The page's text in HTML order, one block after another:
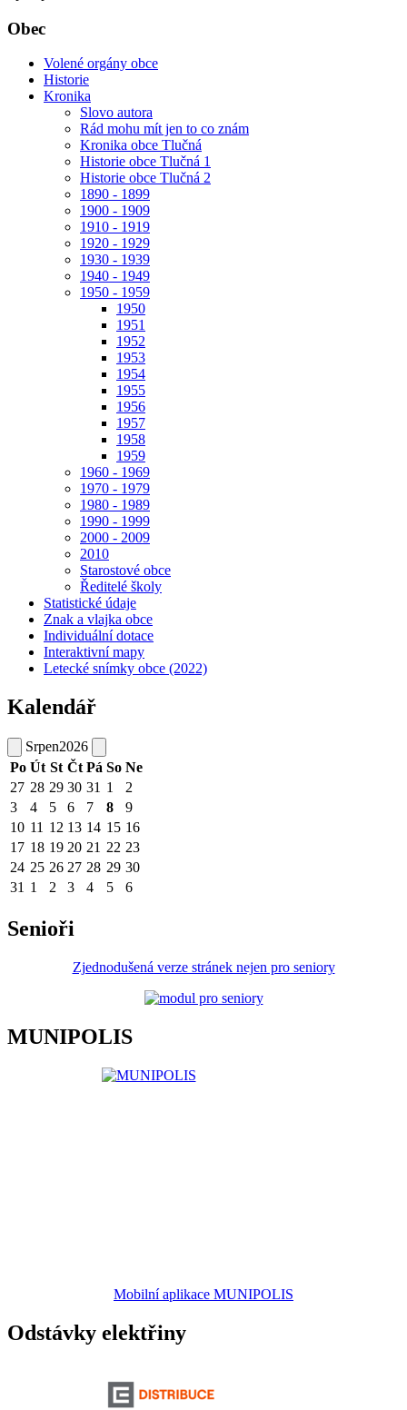
Obec
Volené orgány obce
Historie
Kronika
Slovo autora
Rád mohu mít jen to co znám
Kronika obce Tlučná
Historie obce Tlučná 1
Historie obce Tlučná 2
1890 - 1899
1900 - 1909
1910 - 1919
1920 - 1929
1930 - 1939
1940 - 1949
1950 - 1959
1950
1951
1952
1953
1954
1955
1956
1957
1958
1959
1960 - 1969
1970 - 1979
1980 - 1989
1990 - 1999
2000 - 2009
2010
Starostové obce
Ředitelé školy
Statistické údaje
Znak a vlajka obce
Individuální dotace
Interaktivní mapy
Letecké snímky obce (2022)
Kalendář
Srpen2026
Po Út St Čt Pá So Ne
27 28 29 30 31 1
2
3
4 5 6 7 8
9
10 11 12 13 14 15 16
17 18 19 20 21 22 23
24 25 26 27 28 29 30
31 1 2 3 4 5 6
Senioři
Zjednodušená verze stránek nejen pro seniory
MUNIPOLIS
Mobilní aplikace MUNIPOLIS
Odstávky elektřiny